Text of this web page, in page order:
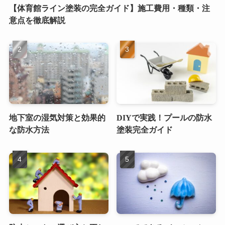
【体育館ライン塗装の完全ガイド】施工費用・種類・注
意点を徹底解説
地下室の湿気対策と効果的
な防水方法
DIYで実践！プールの防水
塗装完全ガイド